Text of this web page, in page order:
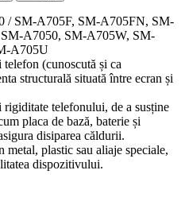
/ SM-A705F, SM-A705FN, SM-
A7050, SM-A705W, SM-
A705U
telefon (cunoscută și ca
structurală situată între ecran și
rigiditate telefonului, de a susține
placa de bază, baterie și
disiparea căldurii.
metal, plastic sau aliaje speciale,
dispozitivului.